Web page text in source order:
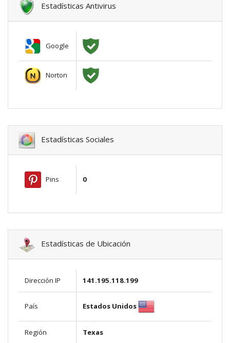
Estadísticas Antivirus
Google
Norton
Estadísticas Sociales
Pins 0
Estadísticas de Ubicación
Dirección IP 141.195.118.199
País Estados Unidos
Región Texas